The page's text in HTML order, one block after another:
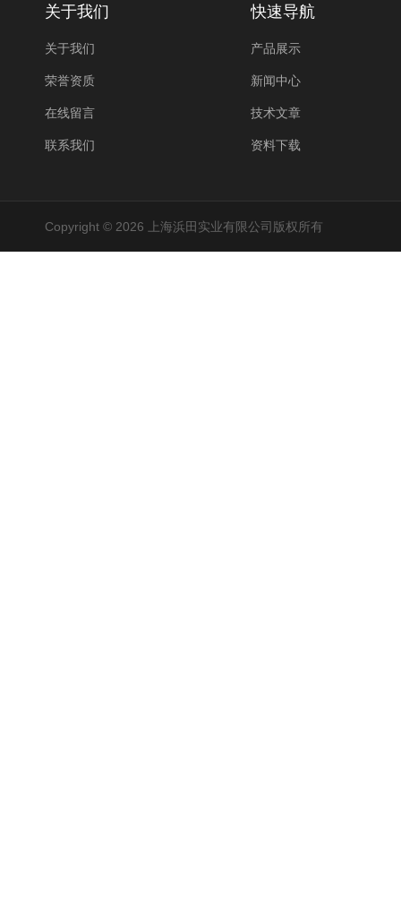
关于我们
关于我们
荣誉资质
在线留言
联系我们
快速导航
产品展示
新闻中心
技术文章
资料下载
Copyright © 2026 上海浜田实业有限公司版权所有